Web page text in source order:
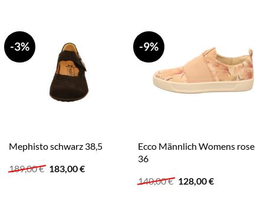
-3%
Mephisto schwarz 38,5
189,00€ Ursprünglicher
Preis
183,00€Aktueller
-9%
Ecco Männlich Womens rose
36
140,00€ Ursprünglicher
Preis
128,00€Aktueller